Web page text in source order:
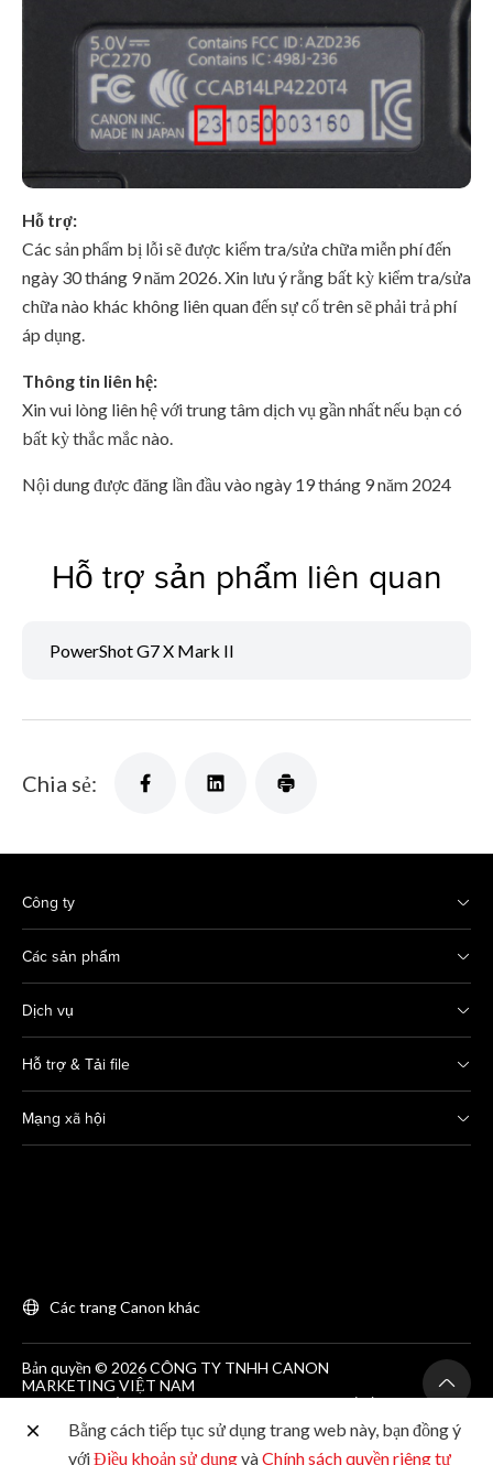
Hỗ trợ:
Các sản phẩm bị lỗi sẽ được kiểm tra/sửa chữa miễn phí đến
ngày 30 tháng 9 năm 2026. Xin lưu ý rằng bất kỳ kiểm tra/sửa
chữa nào khác không liên quan đến sự cố trên sẽ phải trả phí
áp dụng.
Thông tin liên hệ:
Xin vui lòng liên hệ với trung tâm dịch vụ gần nhất nếu bạn có
bất kỳ thắc mắc nào.
Nội dung được đăng lần đầu vào ngày 19 tháng 9 năm 2024
Hỗ trợ sản phẩm liên quan
PowerShot G7 X Mark II
Chia sẻ:
Công ty
Các sản phẩm
Dịch vụ
Hỗ trợ & Tải file
Mạng xã hội
Các trang Canon khác
Bản quyền © 2026 CÔNG TY TNHH CANON
MARKETING VIỆT NAM
GCNĐKDN số 0311869297, do SKH&DT HCM cấp lần
đầu ngày 25/06/2012
Phòng 203, Tầng 2, Tòa nhà Zen Plaza, 54-56 Nguyễn
Trãi, Quận 1, Thành phố Hồ Chí Minh. Tel: (+84-28)
Bằng cách tiếp tục sử dụng trang web này, bạn đồng ý
vớiĐiều khoản sử dụngvàChính sách quyền riêng tư